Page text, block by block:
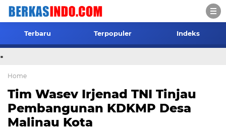
Terbaru Terpopuler Indeks
.
Home
Tim Wasev Irjenad TNI Tinjau
Pembangunan KDKMP Desa
Malinau Kota